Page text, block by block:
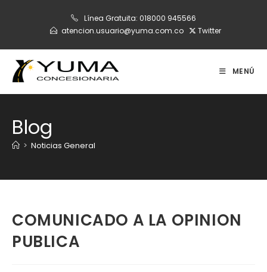
Línea Gratuita: 018000 945566
atencion.usuario@yuma.com.co
Twitter
MENÚ
Blog
> Noticias General
COMUNICADO A LA OPINION
PUBLICA